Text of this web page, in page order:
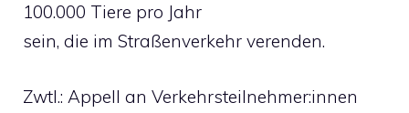
100.000 Tiere pro Jahr
sein, die im Straßenverkehr verenden.
Zwtl.: Appell an Verkehrsteilnehmer:innen